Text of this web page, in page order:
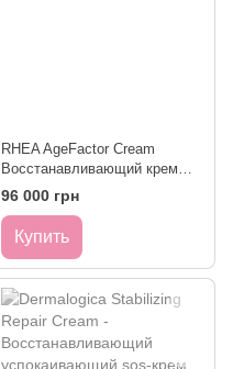
RHEA AgeFactor Cream
Восстанавливающий крем
анти-age для лица
EXPOSOME 50мл
96 000 грн
Купить